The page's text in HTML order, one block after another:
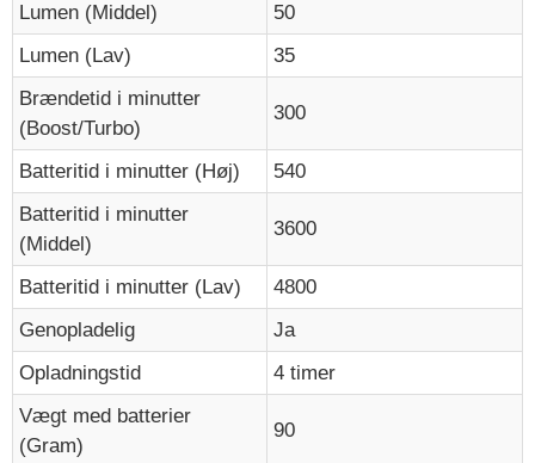
Lumen (Middel)
50
Lumen (Lav)
35
Brændetid i minutter
(Boost/Turbo)
300
Batteritid i minutter (Høj)
540
Batteritid i minutter
(Middel)
3600
Batteritid i minutter (Lav)
4800
Genopladelig
Ja
Opladningstid
4 timer
Vægt med batterier
(Gram)
90